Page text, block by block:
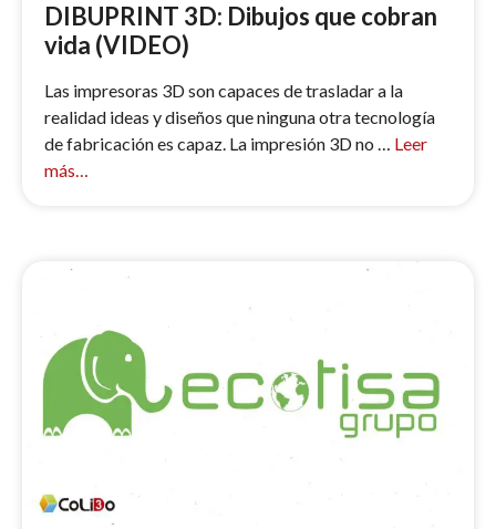
DIBUPRINT 3D: Dibujos que cobran
vida (VIDEO)
Las impresoras 3D son capaces de trasladar a la
realidad ideas y diseños que ninguna otra tecnología
de fabricación es capaz. La impresión 3D no … Leer
más…